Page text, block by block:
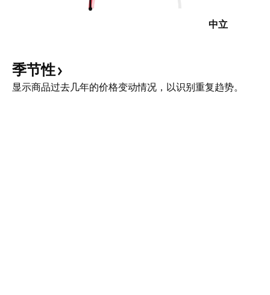
中立
季节性
显示商品过去几年的价格变动情况，以识别重复趋势。